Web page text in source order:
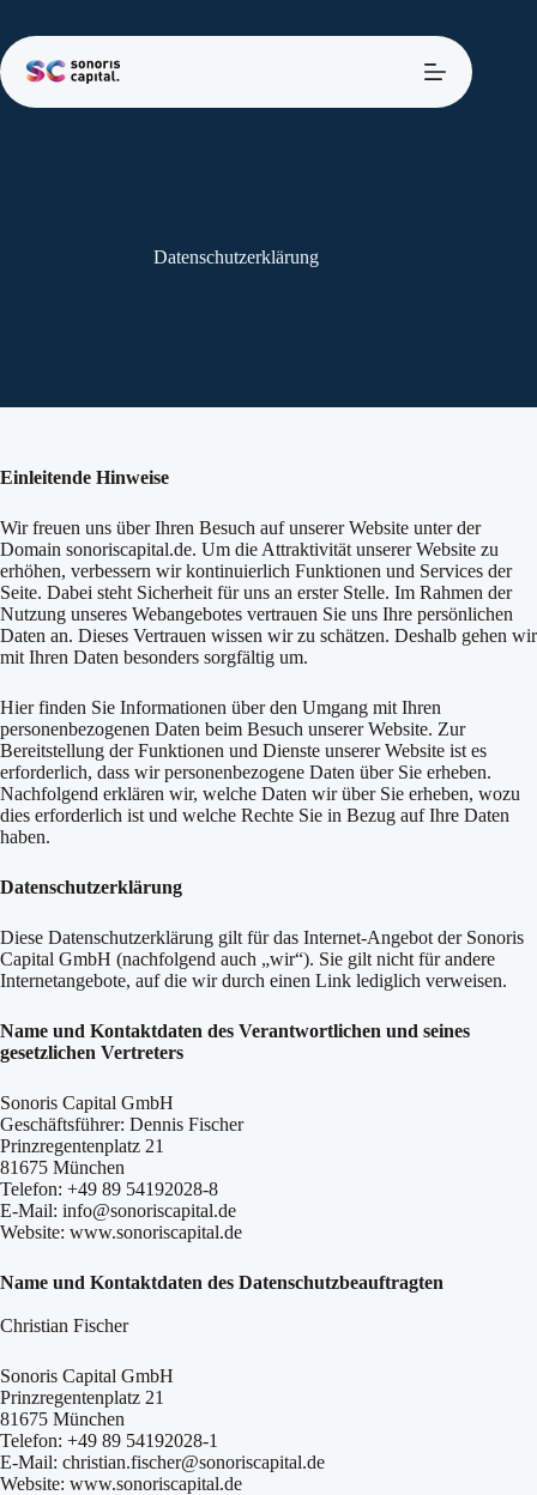
springen
Datenschutzerklärung
Einleitende Hinweise
Wir freuen uns über Ihren Besuch auf unserer Website unter der
Domain sonoriscapital.de. Um die Attraktivität unserer Website zu
erhöhen, verbessern wir kontinuierlich Funktionen und Services der
Seite. Dabei steht Sicherheit für uns an erster Stelle. Im Rahmen der
Nutzung unseres Webangebotes vertrauen Sie uns Ihre persönlichen
Daten an. Dieses Vertrauen wissen wir zu schätzen. Deshalb gehen wir
mit Ihren Daten besonders sorgfältig um.
Hier finden Sie Informationen über den Umgang mit Ihren
personenbezogenen Daten beim Besuch unserer Website. Zur
Bereitstellung der Funktionen und Dienste unserer Website ist es
erforderlich, dass wir personenbezogene Daten über Sie erheben.
Nachfolgend erklären wir, welche Daten wir über Sie erheben, wozu
dies erforderlich ist und welche Rechte Sie in Bezug auf Ihre Daten
haben.
Datenschutzerklärung
Diese Datenschutzerklärung gilt für das Internet-Angebot der Sonoris
Capital GmbH (nachfolgend auch „wir“). Sie gilt nicht für andere
Internetangebote, auf die wir durch einen Link lediglich verweisen.
Name und Kontaktdaten des Verantwortlichen und seines
gesetzlichen Vertreters
Sonoris Capital GmbH
Geschäftsführer: Dennis Fischer
Prinzregentenplatz 21
81675 München
Telefon: +49 89 54192028-8
E-Mail: info@sonoriscapital.de
Website: www.sonoriscapital.de
Name und Kontaktdaten des Datenschutzbeauftragten
Christian Fischer
Sonoris Capital GmbH
Prinzregentenplatz 21
81675 München
Telefon: +49 89 54192028-1
E-Mail: christian.fischer@sonoriscapital.de
Website: www.sonoriscapital.de